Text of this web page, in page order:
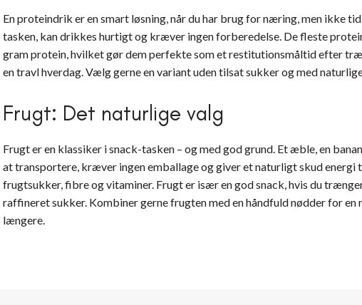
En proteindrik er en smart løsning, når du har brug for næring, men ikke
tasken, kan drikkes hurtigt og kræver ingen forberedelse. De fleste
gram protein, hvilket gør dem perfekte som et restitutionsmåltid efter
en travl hverdag. Vælg gerne en variant uden tilsat sukker og med
Frugt: Det naturlige valg
Frugt er en klassiker i snack-tasken – og med god grund. Et æble, en
at transportere, kræver ingen emballage og giver et naturligt skud
frugtsukker, fibre og vitaminer. Frugt er især en god snack, hvis du
raffineret sukker. Kombiner gerne frugten med en håndfuld nødder for
længere.